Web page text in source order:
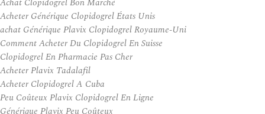
Acheter Générique Clopidogrel États Unis
achat Générique Plavix Clopidogrel Royaume-Uni
Comment Acheter Du Clopidogrel En Suisse
Clopidogrel En Pharmacie Pas Cher
Acheter Plavix Tadalafil
Acheter Clopidogrel A Cuba
Peu Coûteux Plavix Clopidogrel En Ligne